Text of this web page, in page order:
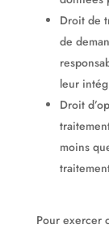
Droit de
de
leur
Droit
moins
Pour exercer